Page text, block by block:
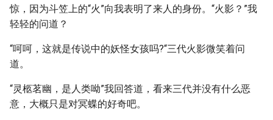
惊，因为斗笠上的“火”向我表明了来人的身份。“火影？”我
轻轻的问道？
“呵呵，这就是传说中的妖怪女孩吗?“三代火影微笑着问
道。
“灵柩茗幽，是人类呦”我回答道，看来三代并没有什么恶
意，大概只是对冥蝶的好奇吧。